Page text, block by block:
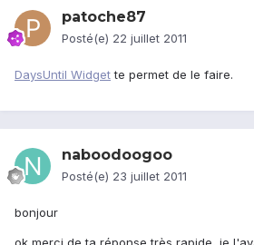
patoche87
Posté(e) 22 juillet 2011
DaysUntil Widgette permet de le faire.
naboodoogoo
Posté(e) 23 juillet 2011
bonjour